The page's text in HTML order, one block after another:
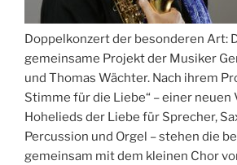
Doppelkonzert der besonderen Art:
gemeinsame Projekt der Musiker
und Thomas Wächter. Nach ihrem
Stimme für die Liebe“ – einer neuen
Hohelieds der Liebe für Sprecher,
Percussion und Orgel – stehen die
gemeinsam mit dem kleinen Chor